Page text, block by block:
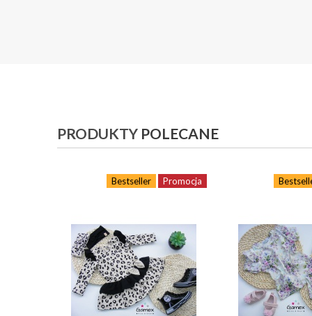
PRODUKTY POLECANE
Bestseller Promocja